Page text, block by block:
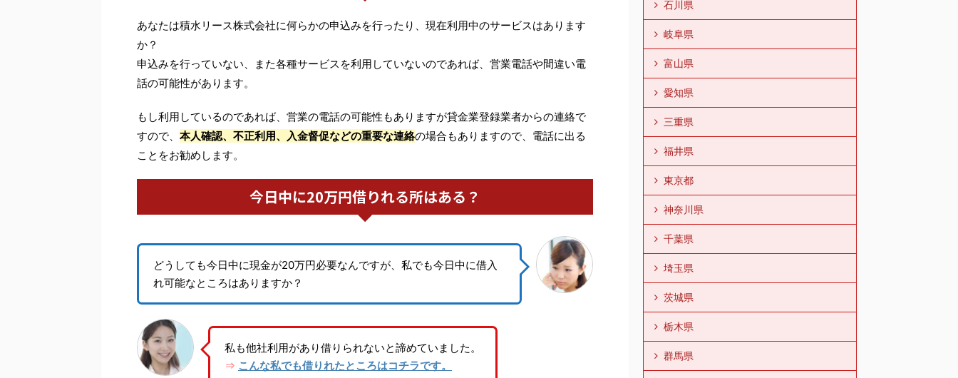
あなたは積水リース株式会社に何らかの申込みを行ったり、現在利用中のサービスはあります
か？
申込みを行っていない、また各種サービスを利用していないのであれば、営業電話や間違い電
話の可能性があります。
もし利用しているのであれば、営業の電話の可能性もありますが貸金業登録業者からの連絡で
すので、 本人確認、不正利用、入金督促などの重要な連絡の場合もありますので、電話に出る
ことをお勧めします。
今日中に20万円借りれる所はある？
どうしても今日中に現金が20万円必要なんですが、私でも今日中に借入
れ可能なところはありますか？
私も他社利用があり借りられないと諦めていました。
⇒ こんな私でも借りれたところはコチラです。
石川県
岐阜県
富山県
愛知県
三重県
福井県
東京都
神奈川県
千葉県
埼玉県
茨城県
栃木県
群馬県